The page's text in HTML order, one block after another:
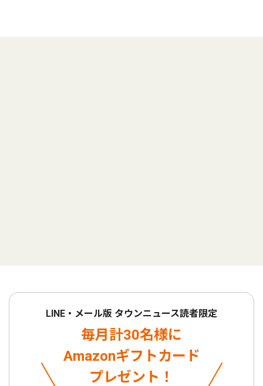
LINE・メール版 タウンニュース読者限定
毎月計30名様に
Amazonギフトカード
プレゼント！